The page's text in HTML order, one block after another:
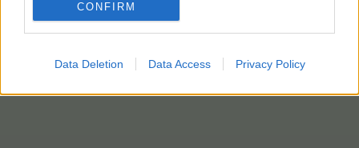
CONFIRM
Data Deletion Data Access Privacy Policy